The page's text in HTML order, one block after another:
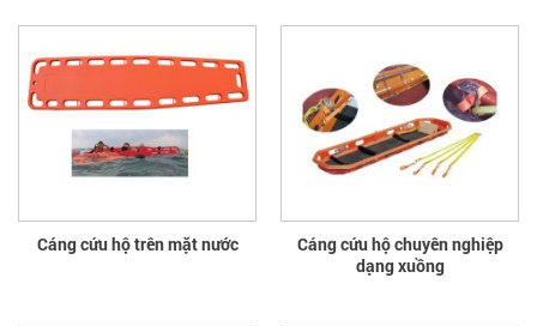
Cáng cứu hộ trên mặt nước
Cáng cứu hộ chuyên nghiệp
dạng xuồng